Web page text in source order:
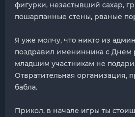
фигурки, незастывший сахар,
пошарпанные стены, рваные
Я уже молчу, что никто из
поздравил именинника с
младшим участникам не
Отвратительная организация,
бабла.
Прикол, в начале игры ты